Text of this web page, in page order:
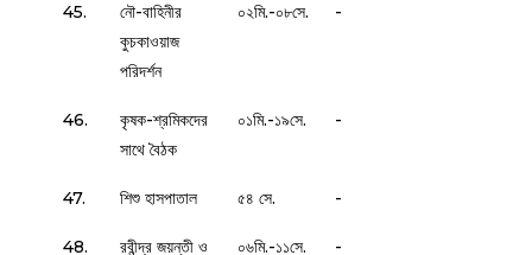
45.
নৌ-বাহিনীর
কুচকাওয়াজ
পরিদর্শন
০২মি.-০৮সে. -
46.
কৃষক-শ্রমিকদের
সাথে বৈঠক
০১মি.-১৯সে. -
47. শিশু হাসপাতাল ৫৪ সে. -
48.
রবীন্দ্র জয়ন্তী ও
০৬মি.-১১সে. -